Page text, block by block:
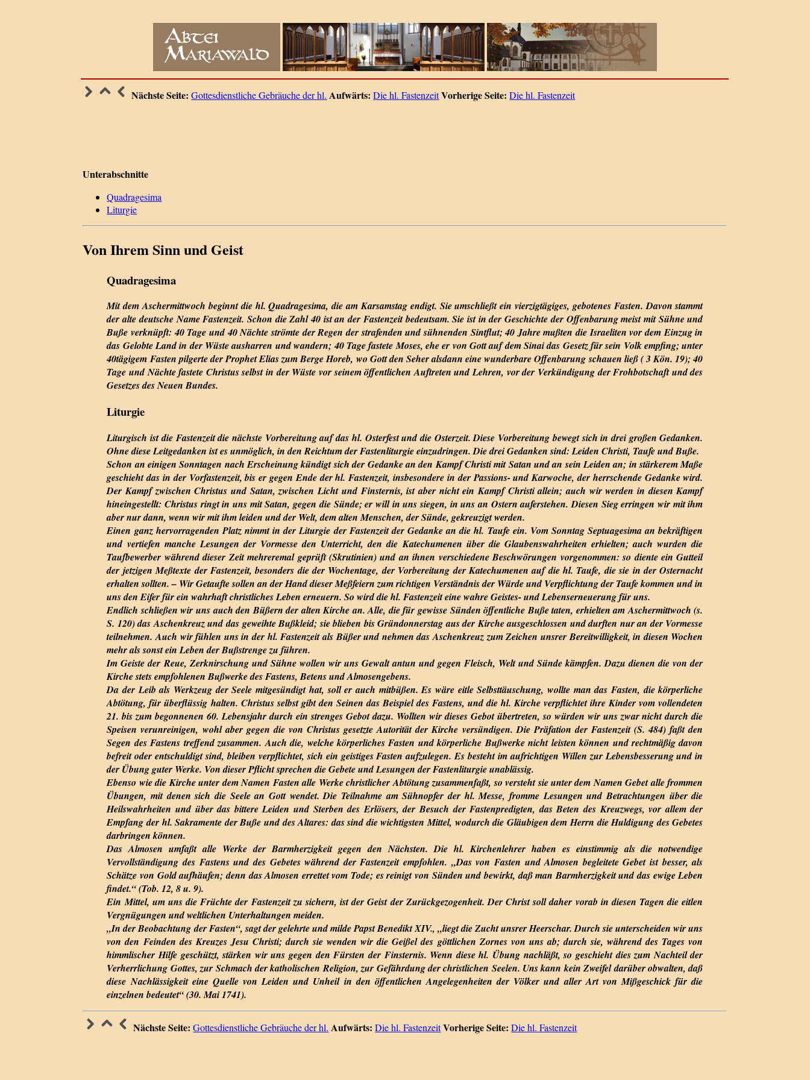
Nächste Seite: Gottesdienstliche Gebräuche der hl. Aufwärts: Die hl. FastenzeitVorherige Seite: Die hl. Fastenzeit
Unterabschnitte
Quadragesima
Liturgie
Von Ihrem Sinn und Geist
Quadragesima
Mit dem Aschermittwoch beginnt die hl. Quadragesima, die am Karsamstag endigt. Sie umschließt ein vierzigtägiges, gebotenes Fasten. Davon stammt
der alte deutsche Name Fastenzeit. Schon die Zahl 40 ist an der Fastenzeit bedeutsam. Sie ist in der Geschichte der Offenbarung meist mit Sühne und
Buße verknüpft: 40 Tage und 40 Nächte strömte der Regen der strafenden und sühnenden Sintflut; 40 Jahre mußten die Israeliten vor dem Einzug in
das Gelobte Land in der Wüste ausharren und wandern; 40 Tage fastete Moses, ehe er von Gott auf dem Sinai das Gesetz für sein Volk empfing; unter
40tägigem Fasten pilgerte der Prophet Elias zum Berge Horeb, wo Gott den Seher alsdann eine wunderbare Offenbarung schauen ließ ( 3 Kön. 19); 40
Tage und Nächte fastete Christus selbst in der Wüste vor seinem öffentlichen Auftreten und Lehren, vor der Verkündigung der Frohbotschaft und des
Gesetzes des Neuen Bundes.
Liturgie
Liturgisch ist die Fastenzeit die nächste Vorbereitung auf das hl. Osterfest und die Osterzeit. Diese Vorbereitung bewegt sich in drei großen Gedanken.
Ohne diese Leitgedanken ist es unmöglich, in den Reichtum der Fastenliturgie einzudringen. Die drei Gedanken sind: Leiden Christi, Taufe und Buße.
Schon an einigen Sonntagen nach Erscheinung kündigt sich der Gedanke an den Kampf Christi mit Satan und an sein Leiden an; in stärkerem Maße
geschieht das in der Vorfastenzeit, bis er gegen Ende der hl. Fastenzeit, insbesondere in der Passions- und Karwoche, der herrschende Gedanke wird.
Der Kampf zwischen Christus und Satan, zwischen Licht und Finsternis, ist aber nicht ein Kampf Christi allein; auch wir werden in diesen Kampf
hineingestellt: Christus ringt in uns mit Satan, gegen die Sünde; er will in uns siegen, in uns an Ostern auferstehen. Diesen Sieg erringen wir mit ihm
aber nur dann, wenn wir mit ihm leiden und der Welt, dem alten Menschen, der Sünde, gekreuzigt werden.
Einen ganz hervorragenden Platz nimmt in der Liturgie der Fastenzeit der Gedanke an die hl. Taufe ein. Vom Sonntag Septuagesima an bekräftigen
und vertiefen manche Lesungen der Vormesse den Unterricht, den die Katechumenen über die Glaubenswahrheiten erhielten; auch wurden die
Taufbewerber während dieser Zeit mehreremal geprüft (Skrutinien) und an ihnen verschiedene Beschwörungen vorgenommen: so diente ein Gutteil
der jetzigen Meßtexte der Fastenzeit, besonders die der Wochentage, der Vorbereitung der Katechumenen auf die hl. Taufe, die sie in der Osternacht
erhalten sollten. – Wir Getaufte sollen an der Hand dieser Meßfeiern zum richtigen Verständnis der Würde und Verpflichtung der Taufe kommen und in
uns den Eifer für ein wahrhaft christliches Leben erneuern. So wird die hl. Fastenzeit eine wahre Geistes- und Lebenserneuerung für uns.
Endlich schließen wir uns auch den Büßern der alten Kirche an. Alle, die für gewisse Sünden öffentliche Buße taten, erhielten am Aschermittwoch (s.
S. 120) das Aschenkreuz und das geweihte Bußkleid; sie blieben bis Gründonnerstag aus der Kirche ausgeschlossen und durften nur an der Vormesse
teilnehmen. Auch wir fühlen uns in der hl. Fastenzeit als Büßer und nehmen das Aschenkreuz zum Zeichen unsrer Bereitwilligkeit, in diesen Wochen
mehr als sonst ein Leben der Bußstrenge zu führen.
Im Geiste der Reue, Zerknirschung und Sühne wollen wir uns Gewalt antun und gegen Fleisch, Welt und Sünde kämpfen. Dazu dienen die von der
Kirche stets empfohlenen Bußwerke des Fastens, Betens und Almosengebens.
Da der Leib als Werkzeug der Seele mitgesündigt hat, soll er auch mitbüßen. Es wäre eitle Selbsttäuschung, wollte man das Fasten, die körperliche
Abtötung, für überflüssig halten. Christus selbst gibt den Seinen das Beispiel des Fastens, und die hl. Kirche verpflichtet ihre Kinder vom vollendeten
21. bis zum begonnenen 60. Lebensjahr durch ein strenges Gebot dazu. Wollten wir dieses Gebot übertreten, so würden wir uns zwar nicht durch die
Speisen verunreinigen, wohl aber gegen die von Christus gesetzte Autorität der Kirche versündigen. Die Präfation der Fastenzeit (S. 484) faßt den
Segen des Fastens treffend zusammen. Auch die, welche körperliches Fasten und körperliche Bußwerke nicht leisten können und rechtmäßig davon
befreit oder entschuldigt sind, bleiben verpflichtet, sich ein geistiges Fasten aufzulegen. Es besteht im aufrichtigen Willen zur Lebensbesserung und in
der Übung guter Werke. Von dieser Pflicht sprechen die Gebete und Lesungen der Fastenliturgie unablässig.
Ebenso wie die Kirche unter dem Namen Fasten alle Werke christlicher Abtötung zusammenfaßt, so versteht sie unter dem Namen Gebet alle frommen
Übungen, mit denen sich die Seele an Gott wendet. Die Teilnahme am Sühnopfer der hl. Messe, fromme Lesungen und Betrachtungen über die
Heilswahrheiten und über das bittere Leiden und Sterben des Erlösers, der Besuch der Fastenpredigten, das Beten des Kreuzwegs, vor allem der
Empfang der hl. Sakramente der Buße und des Altares: das sind die wichtigsten Mittel, wodurch die Gläubigen dem Herrn die Huldigung des Gebetes
darbringen können.
Das Almosen umfaßt alle Werke der Barmherzigkeit gegen den Nächsten. Die hl. Kirchenlehrer haben es einstimmig als die notwendige
Vervollständigung des Fastens und des Gebetes während der Fastenzeit empfohlen. „Das von Fasten und Almosen begleitete Gebet ist besser, als
Schätze von Gold aufhäufen; denn das Almosen errettet vom Tode; es reinigt von Sünden und bewirkt, daß man Barmherzigkeit und das ewige Leben
findet.“ (Tob. 12, 8 u. 9).
Ein Mittel, um uns die Früchte der Fastenzeit zu sichern, ist der Geist der Zurückgezogenheit. Der Christ soll daher vorab in diesen Tagen die eitlen
Vergnügungen und weltlichen Unterhaltungen meiden.
„In der Beobachtung der Fasten“, sagt der gelehrte und milde Papst Benedikt XIV., „liegt die Zucht unsrer Heerschar. Durch sie unterscheiden wir uns
von den Feinden des Kreuzes Jesu Christi; durch sie wenden wir die Geißel des göttlichen Zornes von uns ab; durch sie, während des Tages von
himmlischer Hilfe geschützt, stärken wir uns gegen den Fürsten der Finsternis. Wenn diese hl. Übung nachläßt, so geschieht dies zum Nachteil der
Verherrlichung Gottes, zur Schmach der katholischen Religion, zur Gefährdung der christlichen Seelen. Uns kann kein Zweifel darüber obwalten, daß
diese Nachlässigkeit eine Quelle von Leiden und Unheil in den öffentlichen Angelegenheiten der Völker und aller Art von Mißgeschick für die
einzelnen bedeutet“ (30. Mai 1741).
Nächste Seite: Gottesdienstliche Gebräuche der hl. Aufwärts: Die hl. FastenzeitVorherige Seite: Die hl. Fastenzeit